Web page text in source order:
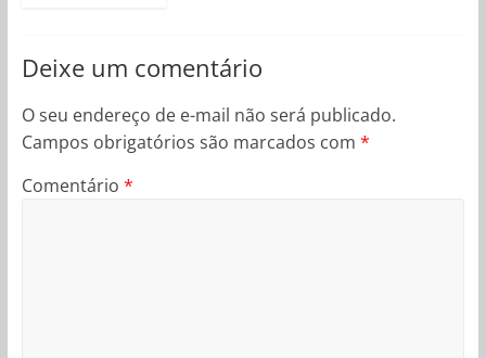
Deixe um comentário
O seu endereço de e-mail não será publicado.
Campos obrigatórios são marcados com *
Comentário *